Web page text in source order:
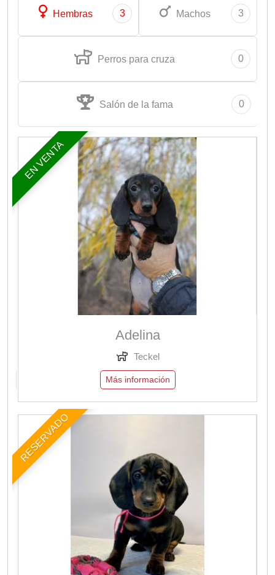
Hembras 3 Machos 3
Perros para cruza 0
Salón de la fama 0
EN VENTA
Adelina
Teckel
Más información
RESERVADO